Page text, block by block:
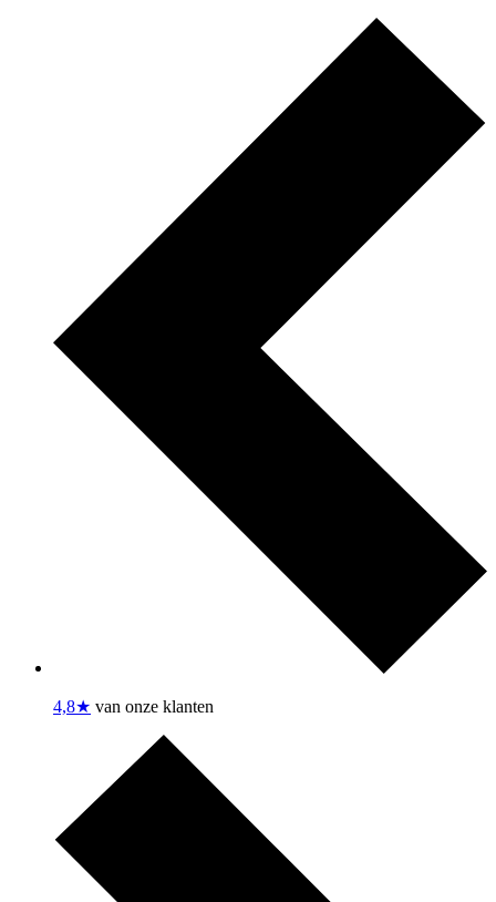
4,8★ van onze klanten